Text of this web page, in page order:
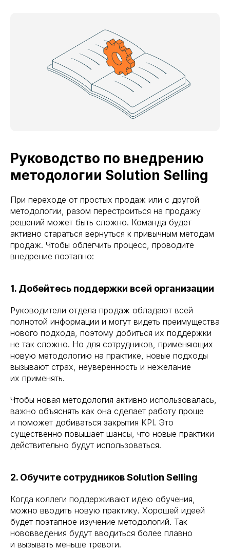
Руководство по внедрению
методологии Solution Selling
При переходе от простых продаж или с другой
методологии, разом перестроиться на продажу
решений может быть сложно. Команда будет
активно стараться вернуться к привычным методам
продаж. Чтобы облегчить процесс, проводите
внедрение поэтапно:
1. Добейтесь поддержки всей организации
Руководители отдела продаж обладают всей
полнотой информации и могут видеть преимущества
нового подхода, поэтому добиться их поддержки
не так сложно. Но для сотрудников, применяющих
новую методологию на практике, новые подходы
вызывают страх, неуверенность и нежелание
их применять.
Чтобы новая методология активно использовалась,
важно объяснять как она сделает работу проще
и поможет добиваться закрытия KPI. Это
существенно повышает шансы, что новые практики
действительно будут использоваться.
2. Обучите сотрудников Solution Selling
Когда коллеги поддерживают идею обучения,
можно вводить новую практику. Хорошей идеей
будет поэтапное изучение методологий. Так
нововведения будут вводиться более плавно
и вызывать меньше тревоги.